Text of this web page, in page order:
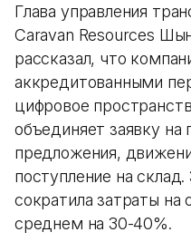
Глава управления
Caravan Resources
рассказал, что
аккредитованными
цифровое
объединяет заявку на
предложения,
поступление на
сократила затраты на
среднем на 30-40%.